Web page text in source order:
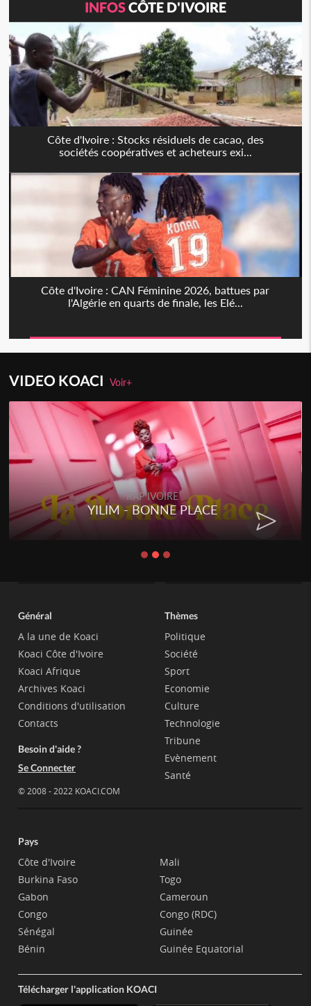
INFOSCÔTE D'IVOIRE
Côte d'Ivoire : Stocks résiduels de cacao, des
sociétés coopératives et acheteurs exi...
Côte d'Ivoire : CAN Féminine 2026, battues par
l'Algérie en quarts de finale, les Elé...
VIDEO KOACIVoir+
RAP IVOIRE
YILIM - BONNE PLACE
Général
A la une de Koaci
Koaci Côte d'Ivoire
Koaci Afrique
Archives Koaci
Conditions d'utilisation
Contacts
Besoin d'aide ?
Se Connecter
© 2008 - 2022 KOACI.COM
Thèmes
Politique
Société
Sport
Economie
Culture
Technologie
Tribune
Evènement
Santé
Pays
Côte d'Ivoire
Burkina Faso
Gabon
Congo
Sénégal
Bénin
Mali
Togo
Cameroun
Congo (RDC)
Guinée
Guinée Equatorial
Télécharger l'application KOACI